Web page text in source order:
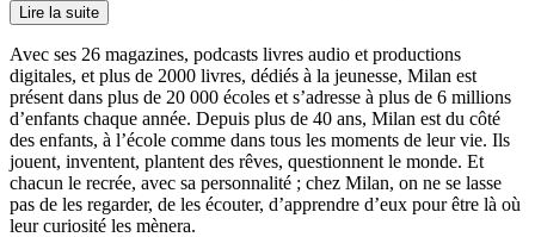
Lire la suite
Avec ses 26 magazines, podcasts livres audio et productions
digitales, et plus de 2000 livres, dédiés à la jeunesse, Milan est
présent dans plus de 20 000 écoles et s’adresse à plus de 6 millions
d’enfants chaque année. Depuis plus de 40 ans, Milan est du côté
des enfants, à l’école comme dans tous les moments de leur vie. Ils
jouent, inventent, plantent des rêves, questionnent le monde. Et
chacun le recrée, avec sa personnalité ; chez Milan, on ne se lasse
pas de les regarder, de les écouter, d’apprendre d’eux pour être là où
leur curiosité les mènera.